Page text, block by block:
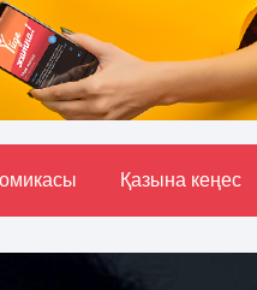
Қазына кеңес